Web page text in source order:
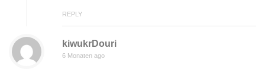
REPLY
kiwukrDouri
6 Monaten ago